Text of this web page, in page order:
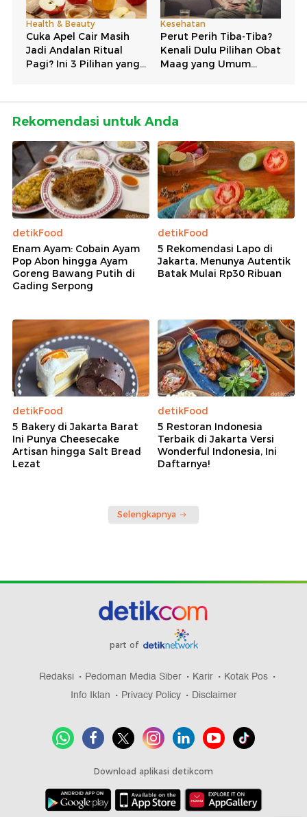
Rekomendasi untuk Anda
detikFood
Enam Ayam: Cobain Ayam
Pop Abon hingga Ayam
Goreng Bawang Putih di
Gading Serpong
detikFood
5 Rekomendasi Lapo di
Jakarta, Menunya Autentik
Batak Mulai Rp30 Ribuan
detikFood
5 Bakery di Jakarta Barat
Ini Punya Cheesecake
Artisan hingga Salt Bread
Lezat
detikFood
5 Restoran Indonesia
Terbaik di Jakarta Versi
Wonderful Indonesia, Ini
Daftarnya!
Selengkapnya
part of
Redaksi Pedoman Media Siber Karir
Kotak Pos
Info Iklan
Privacy Policy Disclaimer
Download aplikasi detikcom